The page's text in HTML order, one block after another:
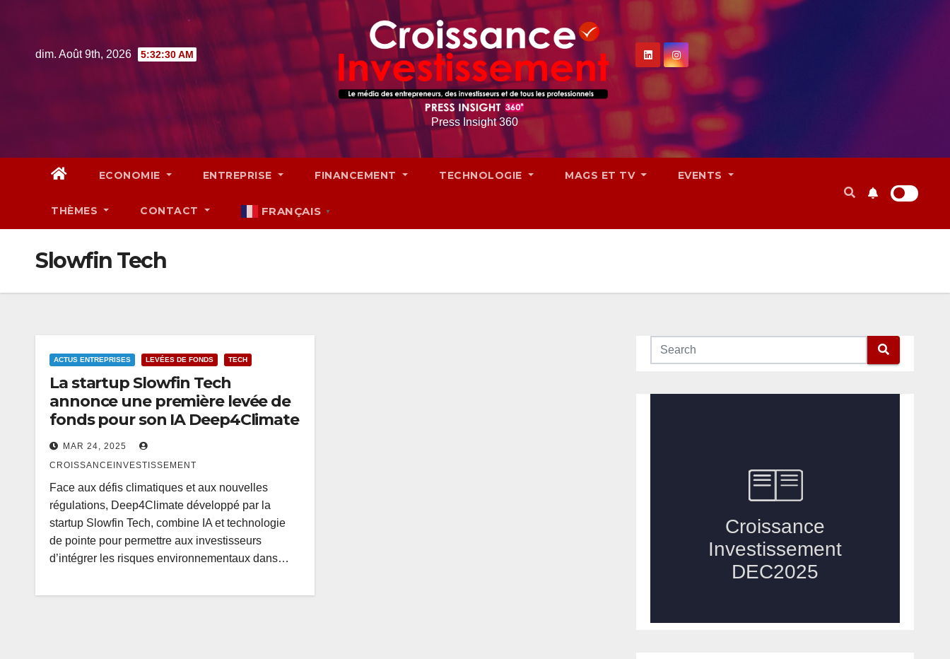
contentdim. Août 9th, 2026 5:32:31 AM
Press Insight 360
ECONOMIE ENTREPRISE FINANCEMENT TECHNOLOGIE MAGS ET TV EVENTS
THÈMES CONTACT FRANÇAIS ▼
Slowfin Tech
ACTUS ENTREPRISES LEVÉES DE FONDS TECH
La startup Slowfin Tech
annonce une première levée de
fonds pour son IA Deep4Climate
MAR 24, 2025
CROISSANCEINVESTISSEMENT
Face aux défis climatiques et aux nouvelles
régulations, Deep4Climate développé par la
startup Slowfin Tech, combine IA et technologie
de pointe pour permettre aux investisseurs
d’intégrer les risques environnementaux dans…